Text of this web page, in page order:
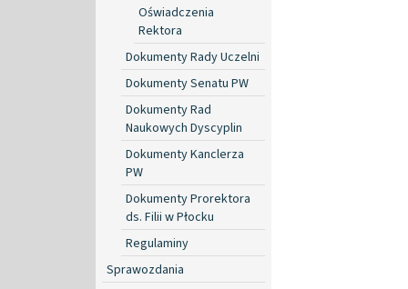
Oświadczenia
Rektora
Dokumenty Rady Uczelni
Dokumenty Senatu PW
Dokumenty Rad
Naukowych Dyscyplin
Dokumenty Kanclerza
PW
Dokumenty Prorektora
ds. Filii w Płocku
Regulaminy
Sprawozdania